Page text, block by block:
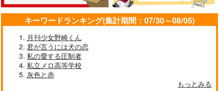
おだいじに
キーワードランキング(集計期間：07/30～08/05)
月刊少女野崎くん
君が言うには犬の恋
私の愛する圧制者
私立メロ高等学校
灰色と赤
もっとみる